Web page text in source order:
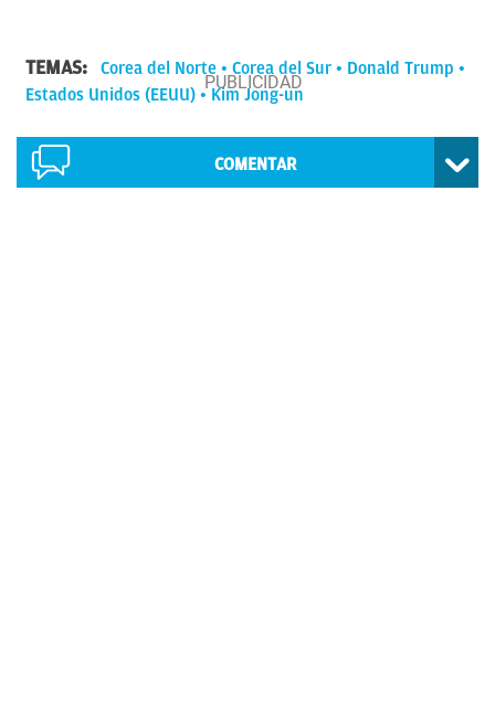
TEMAS: Corea del Norte Corea del Sur
Donald Trump
Estados Unidos (EEUU)
Kim Jong-un
COMENTAR